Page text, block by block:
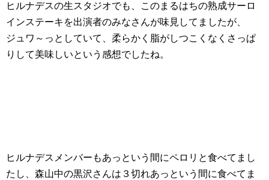
ヒルナデスの生スタジオでも、このまるはちの熟成サーロ
インステーキを出演者のみなさんが味見してましたが、
ジュワ～っとしていて、柔らかく脂がしつこくなくさっぱ
りして美味しいという感想でしたね。
ヒルナデスメンバーもあっという間にペロリと食べてまし
たし、森山中の黒沢さんは３切れあっという間に食べてま